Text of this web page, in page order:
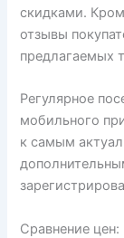
скидками.
отзывы
предлагаемых
Регулярное
мобильного
к самым
Сравнение